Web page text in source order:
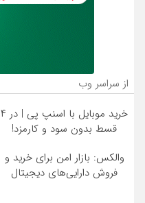
از سراسر وب
خرید موبایل با اسنپ پی | در ۴
قسط بدون سود و کارمزد!
والکس: بازار امن برای خرید و
فروش دارایی‌های دیجیتال